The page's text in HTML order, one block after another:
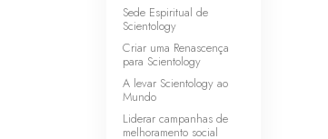
Sede Espiritual de
Scientology
Criar uma Renascença
para Scientology
A levar Scientology ao
Mundo
Liderar campanhas de
melhoramento social